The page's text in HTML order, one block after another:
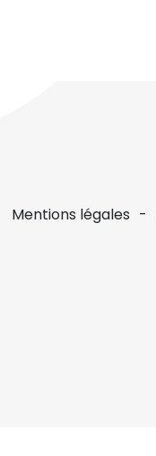
Mentions légales